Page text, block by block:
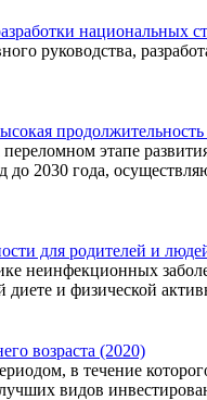
национальных
руководства,
этапе
2030 года,
для родителей и
неинфекционных
диете и физической
возраста (2020)
в течение
видов